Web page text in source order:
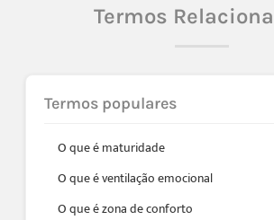
Termos
Termos populares
O que é maturidade
O que é ventilação emocional
O que é zona de conforto